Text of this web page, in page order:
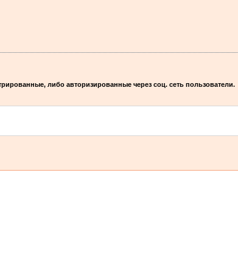
либо авторизированные через соц. сеть пользователи.